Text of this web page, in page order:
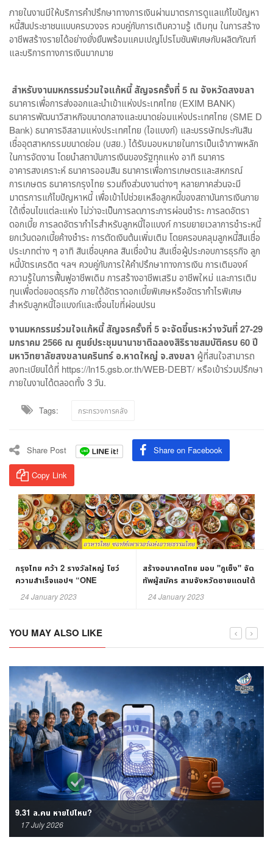
ภายในงานมีให้บริการคำปรึกษาทางการเงินผ่านมาตรการดูแลแก้ไขปัญหา
หนี้สินประชาชนแบบครบวงจร ควบคู่กับการเติมความรู้ เติมทุน ในการสร้าง
อาชีพสร้างรายได้อย่างยั่งยืนพร้อมแคมเปญโปรโมชันพิเศษกับผลิตภัณฑ์
และบริการทางการเงินมากมาย
สำหรับงานมหกรรมร่วมใจแก้หนี้ สัญจรครั้งที่5 ณ จังหวัดสงขลา
ธนาคารเพื่อการส่งออกและนำเข้าแห่งประเทศไทย (EXIM BANK)
ธนาคารพัฒนาวิสาหกิจขนาดกลางและขนาดย่อมแห่งประเทศไทย (SME D
Bank) ธนาคารอิสลามแห่งประเทศไทย (ไอแบงก์) และบรรษัทประกันสิน
เชื่ออุตสาหกรรมขนาดย่อม (บสย.) ได้รับมอบหมายในการเป็นเจ้าภาพหลัก
ในการจัดงาน โดยนำสถาบันการเงินของรัฐทุกแห่ง อาทิ ธนาคาร
อาคารสงเคราะห์ ธนาคารออมสิน ธนาคารเพื่อการเกษตรและสหกรณ์
การเกษตร ธนาคารกรุงไทย รวมถึงส่วนงานต่างๆ หลายภาคส่วนจะมี
มาตรการแก้ไขปัญหาหนี้ เพื่อเข้าไปช่วยเหลือลูกหนี้ของสถาบันการเงินภาย
ใต้เงื่อนไขแต่ละแห่ง ไม่ว่าจะเป็นการลดภาระการผ่อนชำระ การลดอัตรา
ดอกเบี้ย การลดอัตรากำไรสำหรับลูกหนี้ไอแบงก์ การขยายเวลาการชำระหนี้
ยกเว้นดอกเบี้ยค้างชำระ การตัดเงินต้นเพิ่มเติม โดยครอบคลุมลูกหนี้สินเชื่อ
ประเภทต่าง ๆ อาทิ สินเชื่อบุคคล สินเชื่อบ้าน สินเชื่อผู้ประกอบการธุรกิจ ลูก
หนี้บัตรเครดิต ฯลฯ ควบคู่กับการให้คำปรึกษาทางการเงิน การเติมองค์
ความรู้ในการฟื้นฟูอาชีพเดิม การสร้างอาชีพเสริม อาชีพใหม่ และการเติม
ทุนเพื่อต่อยอดธุรกิจ ภายใต้อัตราดอกเบี้ยพิเศษหรืออัตรากำไรพิเศษ
สำหรับลูกหนี้ไอแบงก์และเงื่อนไขที่ผ่อนปรน
งานมหกรรมร่วมใจแก้หนี้ สัญจรครั้งที่5 จะจัดขึ้นระหว่างวันที่27-29
มกราคม2566 ณ ศูนย์ประชุมนานาชาติฉลองสิริราชสมบัติครบ60ปี
มหาวิทยาลัยสงขลานครินทร์ อ.หาดใหญ่ จ.สงขลา ผู้ที่สนใจสามารถ
ลงทะเบียนได้ที่ https://ln15.gsb.or.th/WEB-DEBT/ หรือเข้าร่วมปรึกษา
ภายในงานได้ตลอดทั้ง 3 วัน.
Tags: กระทรวงการคลัง
Share Post Share on Facebook
Copy Link
กรุงไทย คว้า 2 รางวัลใหญ่ โชว์
ความสำเร็จแอปฯ “ONE
Krungthai”￼
24 January 2023
สร้างอนาคตไทย มอบ "กูเซ็ง" จัด
ทัพผู้สมัคร สามจังหวัดชายแดนใต้
"วัชระ"มั่นใจ กวาดครบทุกที่นั่ง
24 January 2023
YOU MAY ALSO LIKE
9.31 ล.คน หายไปไหน?
17 July 2026